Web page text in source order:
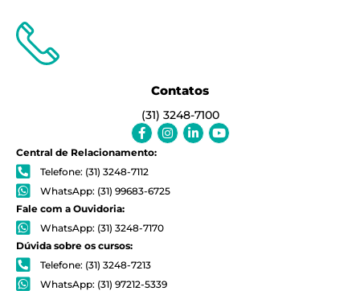
Contatos
(31) 3248-7100
Facebook-
f
Instagram
Linkedin-
in
Youtube
Central de Relacionamento:
Telefone: (31) 3248-7112
WhatsApp: (31) 99683-6725
Fale com a Ouvidoria:
WhatsApp: (31) 3248-7170
Dúvida sobre os cursos:
Telefone: (31) 3248-7213
WhatsApp: (31) 97212-5339